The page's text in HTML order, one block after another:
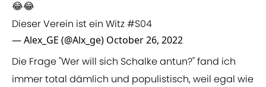
😂😂
Dieser Verein ist ein Witz#S04
— Alex_GE (@Alx_ge) October 26, 2022
Die Frage "Wer will sich Schalke antun?" fand ich
immer total dämlich und populistisch, weil egal wie